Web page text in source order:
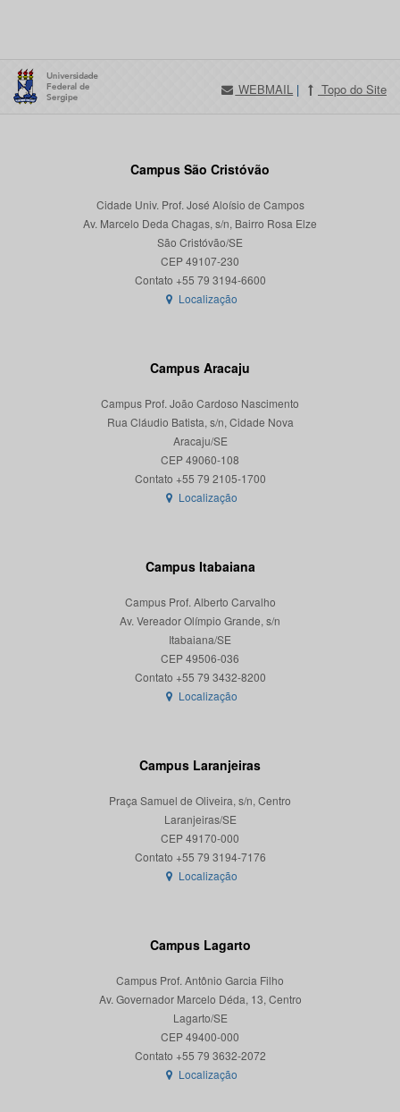
WEBMAIL | Topo do Site
Campus São Cristóvão
Cidade Univ. Prof. José Aloísio de Campos
Av. Marcelo Deda Chagas, s/n, Bairro Rosa Elze
São Cristóvão/SE
CEP 49107-230
Localização
Campus Aracaju
Campus Prof. João Cardoso Nascimento
Rua Cláudio Batista, s/n, Cidade Nova
Aracaju/SE
CEP 49060-108
Localização
Campus Itabaiana
Campus Prof. Alberto Carvalho
Av. Vereador Olímpio Grande, s/n
Itabaiana/SE
CEP 49506-036
Localização
Campus Laranjeiras
Praça Samuel de Oliveira, s/n, Centro
Laranjeiras/SE
CEP 49170-000
Localização
Campus Lagarto
Campus Prof. Antônio Garcia Filho
Av. Governador Marcelo Déda, 13, Centro
Lagarto/SE
CEP 49400-000
Localização